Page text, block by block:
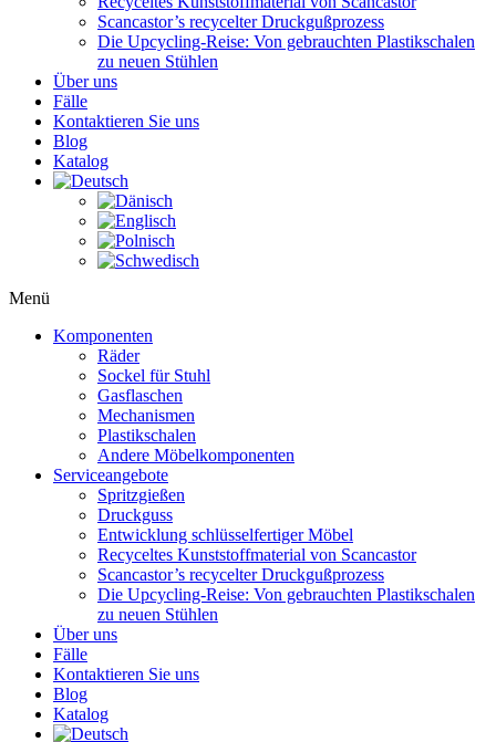
Scancastor’s recycelter Druckgußprozess
Die Upcycling-Reise: Von gebrauchten Plastikschalen
zu neuen Stühlen
Über uns
Fälle
Kontaktieren Sie uns
Blog
Katalog
Menü
Komponenten
Räder
Sockel für Stuhl
Gasflaschen
Mechanismen
Plastikschalen
Andere Möbelkomponenten
Serviceangebote
Spritzgießen
Druckguss
Entwicklung schlüsselfertiger Möbel
Recyceltes Kunststoffmaterial von Scancastor
Scancastor’s recycelter Druckgußprozess
Die Upcycling-Reise: Von gebrauchten Plastikschalen
zu neuen Stühlen
Über uns
Fälle
Kontaktieren Sie uns
Blog
Katalog